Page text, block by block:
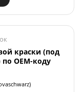
краски (под
по OEM-коду